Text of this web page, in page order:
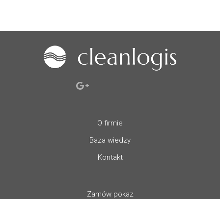
O firmie
Baza wiedzy
Kontakt
Zamów pokaz